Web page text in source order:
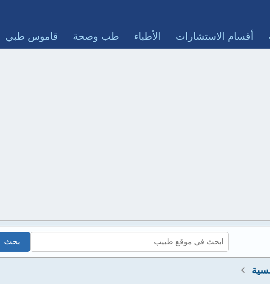
أقسام الاستشارات الأطباء طب وصحة قاموس طبي